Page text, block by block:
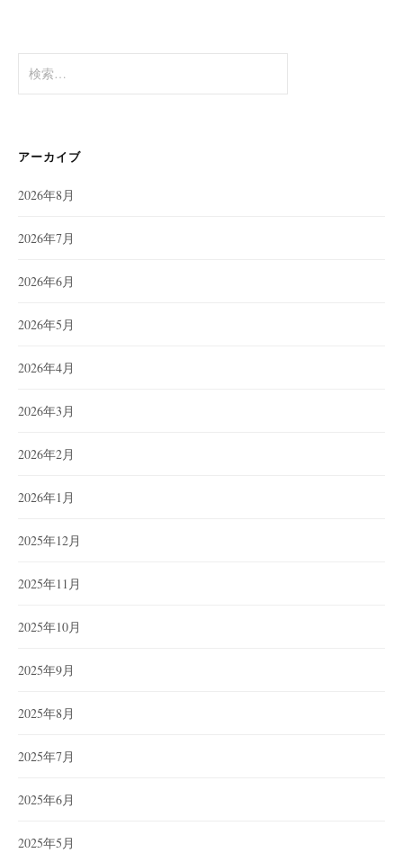
索:
アーカイブ
2026年8月
2026年7月
2026年6月
2026年5月
2026年4月
2026年3月
2026年2月
2026年1月
2025年12月
2025年11月
2025年10月
2025年9月
2025年8月
2025年7月
2025年6月
2025年5月